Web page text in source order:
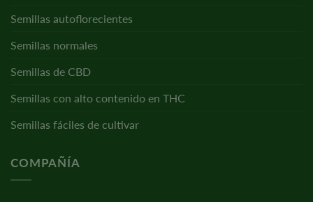
Semillas autoflorecientes
Semillas normales
Semillas de CBD
Semillas con alto contenido en THC
Semillas fáciles de cultivar
COMPAÑÍA